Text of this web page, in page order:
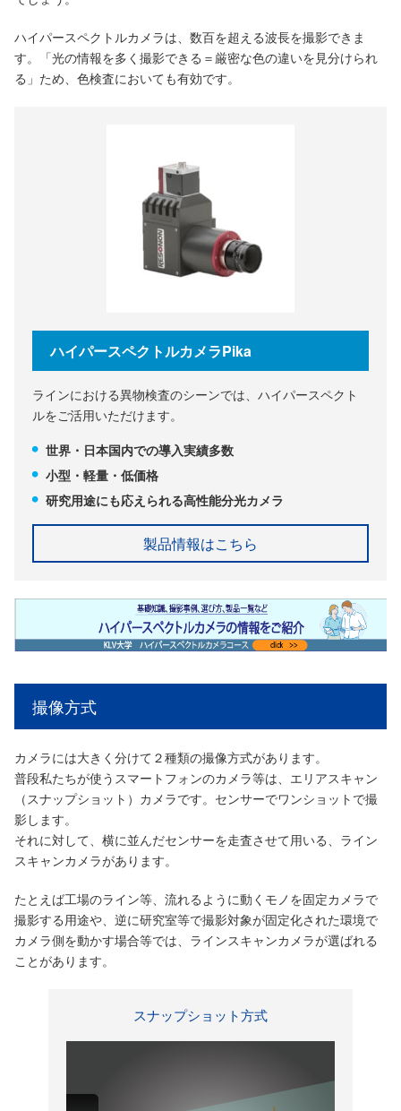
ハイパースペクトルカメラは、数百を超える波長を撮影できま
す。「光の情報を多く撮影できる＝厳密な色の違いを見分けられ
る」ため、色検査においても有効です。
ハイパースペクトルカメラPika
ラインにおける異物検査のシーンでは、ハイパースペクト
ルをご活用いただけます。
世界・日本国内での導入実績多数
小型・軽量・低価格
研究用途にも応えられる高性能分光カメラ
製品情報はこちら
撮像方式
カメラには大きく分けて２種類の撮像方式があります。
普段私たちが使うスマートフォンのカメラ等は、エリアスキャン
（スナップショット）カメラです。センサーでワンショットで撮
影します。
それに対して、横に並んだセンサーを走査させて用いる、ライン
スキャンカメラがあります。
たとえば工場のライン等、流れるように動くモノを固定カメラで
撮影する用途や、逆に研究室等で撮影対象が固定化された環境で
カメラ側を動かす場合等では、ラインスキャンカメラが選ばれる
ことがあります。
スナップショット方式